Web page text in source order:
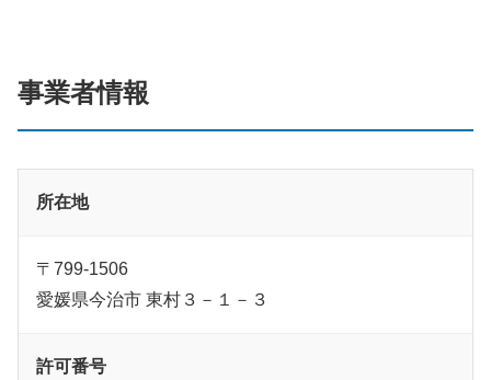
事業者情報
所在地
〒799-1506
愛媛県今治市 東村３－１－３
許可番号